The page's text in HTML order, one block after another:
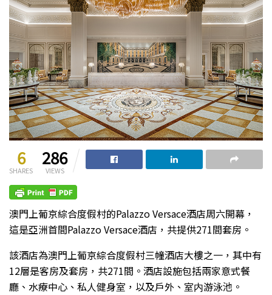
6
SHARES
286
VIEWS
澳門上葡京綜合度假村的Palazzo Versace酒店周六開幕，
這是亞洲首間Palazzo Versace酒店，共提供271間套房。
該酒店為澳門上葡京綜合度假村三幢酒店大樓之一，其中有
12層是客房及套房，共271間。酒店設施包括兩家意式餐
廳、水療中心、私人健身室，以及戶外、室内游泳池。